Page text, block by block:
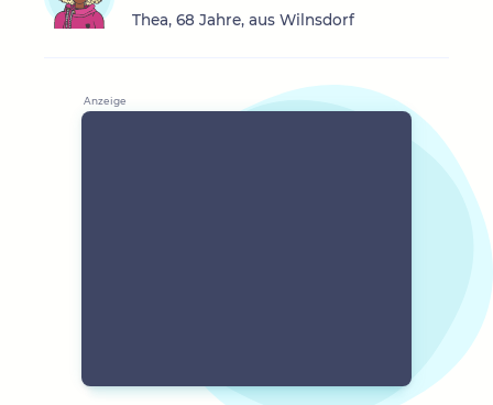
Thea, 68 Jahre, aus Wilnsdorf